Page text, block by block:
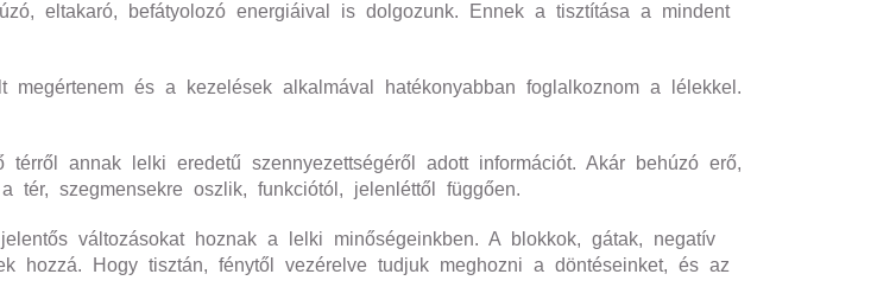
eltakaró, befátyolozó energiáival is dolgozunk. Ennek a tisztítása a mindent
és a kezelések alkalmával hatékonyabban foglalkoznom a lélekkel.
annak lelki eredetű szennyezettségéről adott információt. Akár behúzó erő,
szegmensekre oszlik, funkciótól, jelenléttől függően.
változásokat hoznak a lelki minőségeinkben. A blokkok, gátak, negatív
hozzá. Hogy tisztán, fénytől vezérelve tudjuk meghozni a döntéseinket, és az